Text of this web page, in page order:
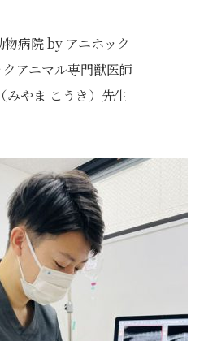
物病院 by アニホック
アニマル専門獣医師
みやま こうき）先生